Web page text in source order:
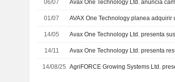
06/07 Avax One Technology Ltd. anuncia
01/07
14/05
14/11
14/08/25